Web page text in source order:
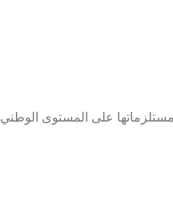
على المستوى الوطني